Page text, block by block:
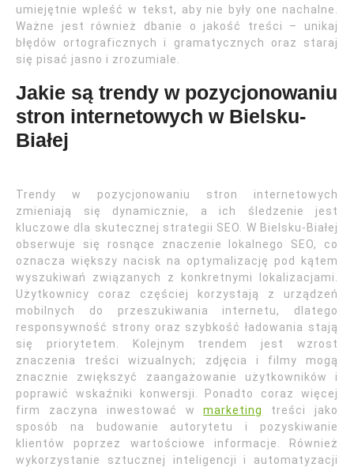
umiejętnie wpleść w tekst, aby nie były one nachalne.
Ważne jest również dbanie o jakość treści – unikaj
błędów ortograficznych i gramatycznych oraz staraj
się pisać jasno i zrozumiale.
Jakie są trendy w pozycjonowaniu
stron internetowych w Bielsku-
Białej
Trendy w pozycjonowaniu stron internetowych
zmieniają się dynamicznie, a ich śledzenie jest
kluczowe dla skutecznej strategii SEO. W Bielsku-Białej
obserwuje się rosnące znaczenie lokalnego SEO, co
oznacza większy nacisk na optymalizację pod kątem
wyszukiwań związanych z konkretnymi lokalizacjami.
Użytkownicy coraz częściej korzystają z urządzeń
mobilnych do przeszukiwania internetu, dlatego
responsywność strony oraz szybkość ładowania stają
się priorytetem. Kolejnym trendem jest wzrost
znaczenia treści wizualnych; zdjęcia i filmy mogą
znacznie zwiększyć zaangażowanie użytkowników i
poprawić wskaźniki konwersji. Ponadto coraz więcej
firm zaczyna inwestować wmarketing
treści jako
sposób na budowanie autorytetu i pozyskiwanie
klientów poprzez wartościowe informacje. Również
wykorzystanie sztucznej inteligencji i automatyzacji